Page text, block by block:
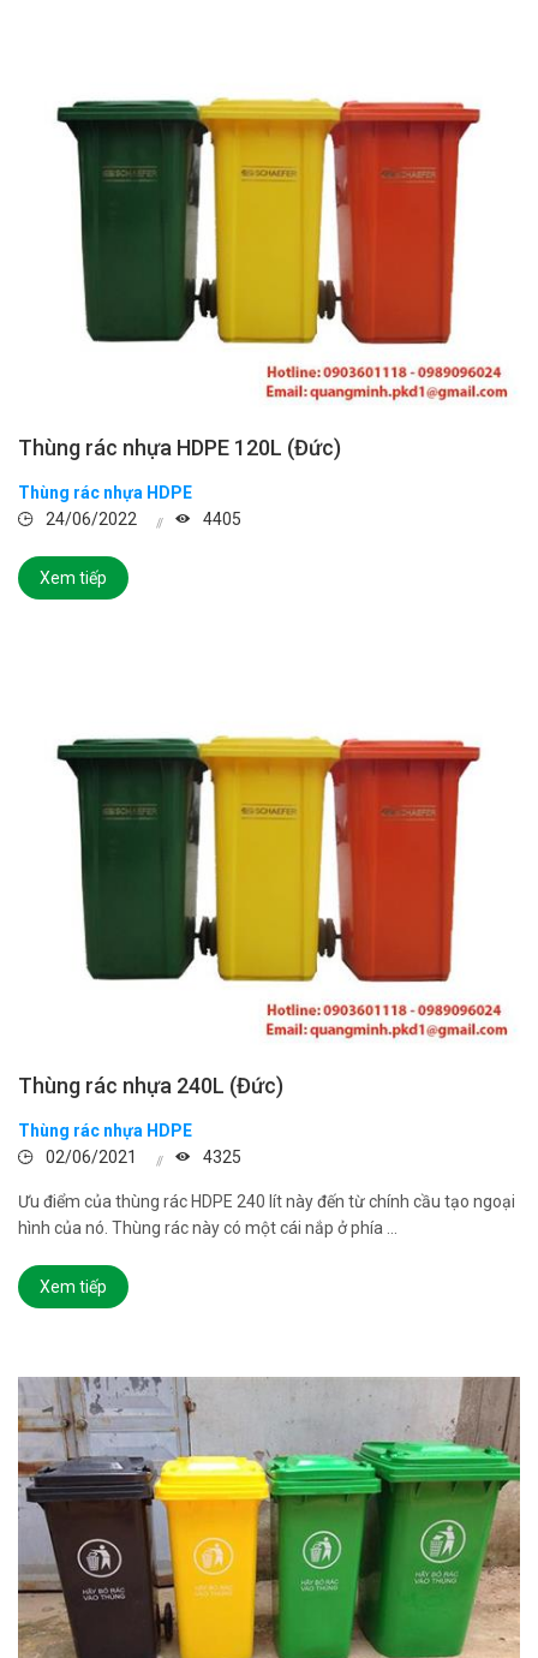
Thùng rác nhựa HDPE 120L (Đức)
Thùng rác nhựa HDPE
24/06/2022
4405
Xem tiếp
Thùng rác nhựa 240L (Đức)
Thùng rác nhựa HDPE
02/06/2021
4325
Ưu điểm của thùng rác HDPE 240 lít này đến từ chính cầu tạo ngoại
hình của nó. Thùng rác này có một cái nắp ở phía ...
Xem tiếp